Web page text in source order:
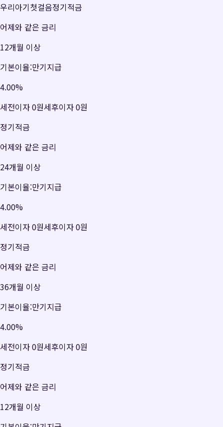
우리아기첫걸음정기적금
어제와 같은 금리
12개월 이상
기본이율:만기지급
4.00%
세전이자0원세후이자0원
정기적금
어제와 같은 금리
24개월 이상
기본이율:만기지급
4.00%
세전이자0원세후이자0원
정기적금
어제와 같은 금리
36개월 이상
기본이율:만기지급
4.00%
세전이자0원세후이자0원
정기적금
어제와 같은 금리
12개월 이상